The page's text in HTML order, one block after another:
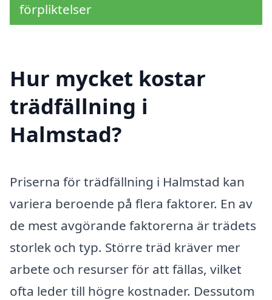
förpliktelser
Hur mycket kostar
trädfällning i
Halmstad?
Priserna för trädfällning i Halmstad kan
variera beroende på flera faktorer. En av
de mest avgörande faktorerna är trädets
storlek och typ. Större träd kräver mer
arbete och resurser för att fällas, vilket
ofta leder till högre kostnader. Dessutom